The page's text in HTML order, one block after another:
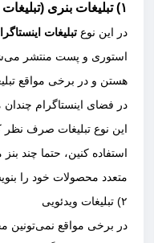
۱) تبلیغات بنری (تبلیغات استوری اینستاگرام)
در این نوع تبلیغات
استوری و پست منتشر
هستن و در برخی مواقع
در فضای اینستاگرام
این نوع تبلیغات صرف نظر
استفاده کنین، حتما چند
متعدد محصولات خود را
۲) تبلیغات ویدئویی
در برخی مواقع نمی‌تونین